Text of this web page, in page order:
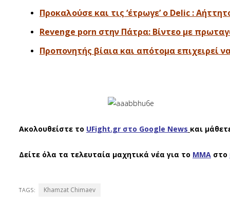
Προκαλούσε και τις ‘έτρωγε’ ο Delic :
Revenge porn στην Πάτρα: Βίντεο με
Προπονητής βίαια και απότομα επιχειρεί
Ακολουθείστε το UFight.gr στο Google News και
Δείτε όλα τα τελευταία μαχητικά νέα για το ΜΜΑ στο
TAGS: Khamzat Chimaev